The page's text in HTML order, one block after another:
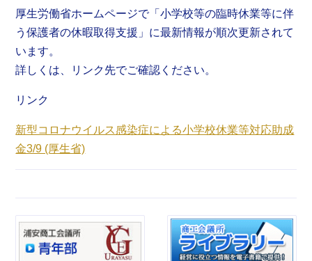
厚生労働省ホームページで「小学校等の臨時休業等に伴
う保護者の休暇取得支援」に最新情報が順次更新されて
います。
詳しくは、リンク先でご確認ください。
リンク
新型コロナウイルス感染症による小学校休業等対応助成
金3/9 (厚生省)